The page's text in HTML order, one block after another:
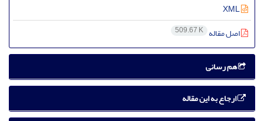
اصل مقاله 509.67 K
هم رسانی
ارجاع به این مقاله